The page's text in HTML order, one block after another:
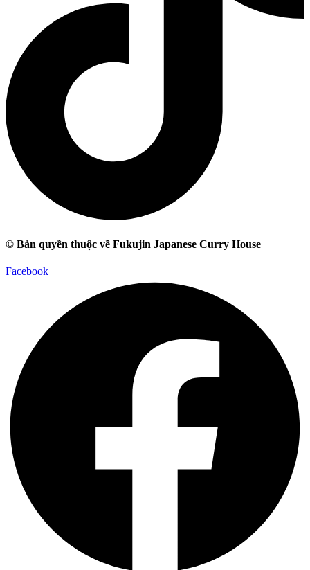
© Bản quyền thuộc về Fukujin Japanese Curry House
Facebook